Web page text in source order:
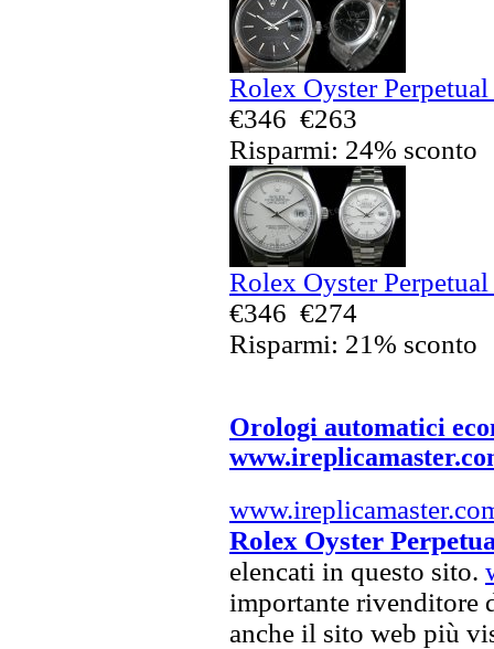
Rolex Oyster
€346 €263
Risparmi: 24% sconto
Rolex Oyster
€346 €274
Risparmi: 21% sconto
Orologi automatici
Rolex Oyster
elencati in questo sito.
importante rivenditore
anche il sito web più